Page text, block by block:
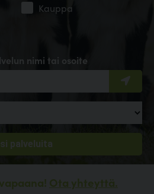
nimi tai osoite
Kauppa
Ota yhteyttä.